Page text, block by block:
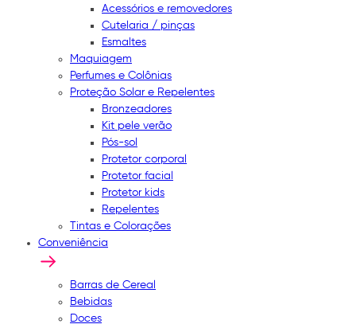
Acessórios e removedores
Cutelaria / pinças
Esmaltes
Maquiagem
Perfumes e Colônias
Proteção Solar e Repelentes
Bronzeadores
Kit pele verão
Pós-sol
Protetor corporal
Protetor facial
Protetor kids
Repelentes
Tintas e Colorações
Conveniência
Barras de Cereal
Bebidas
Doces